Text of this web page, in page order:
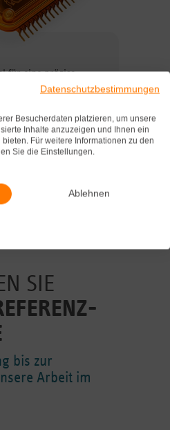
für eine präzise
Kontrolle
unserem Knowhow
Gewerke
Betriebssicherheit,
SIE
bis zur
Arbeit im
Datenschutzbestimmungen
Besucherdaten platzieren, um unsere
Inhalte anzuzeigen und Ihnen ein
Für weitere Informationen zu den
Sie die Einstellungen.
Ablehnen